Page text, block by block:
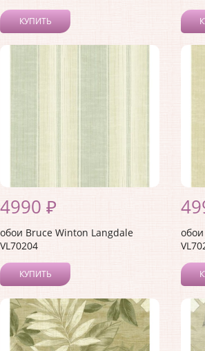
КУПИТЬ
4990 ₽
обои Bruce Winton Langdale
VL70204
КУПИТЬ